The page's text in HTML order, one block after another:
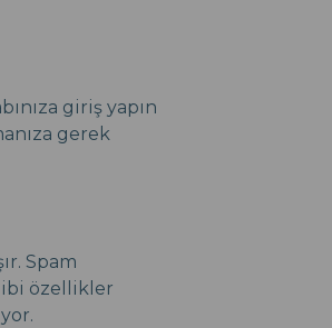
giriş yapın
gerek
Spam
özellikler